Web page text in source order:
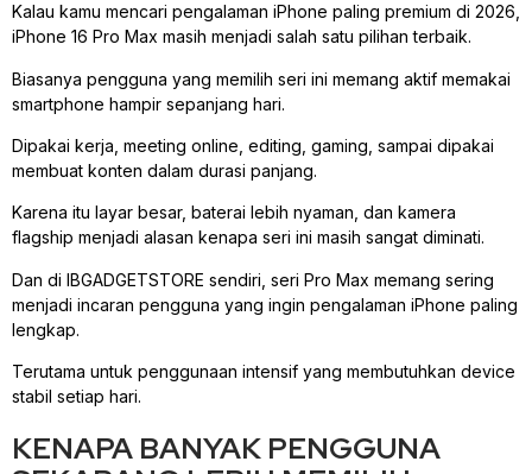
Kalau kamu mencari pengalaman iPhone paling premium di 2026,
iPhone 16 Pro Max masih menjadi salah satu pilihan terbaik.
Biasanya pengguna yang memilih seri ini memang aktif memakai
smartphone hampir sepanjang hari.
Dipakai kerja, meeting online, editing, gaming, sampai dipakai
membuat konten dalam durasi panjang.
Karena itu layar besar, baterai lebih nyaman, dan kamera
flagship menjadi alasan kenapa seri ini masih sangat diminati.
Dan di IBGADGETSTORE sendiri, seri Pro Max memang sering
menjadi incaran pengguna yang ingin pengalaman iPhone paling
lengkap.
Terutama untuk penggunaan intensif yang membutuhkan device
stabil setiap hari.
KENAPA BANYAK PENGGUNA